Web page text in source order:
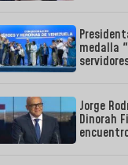
medalla
Jorge
Dinorah